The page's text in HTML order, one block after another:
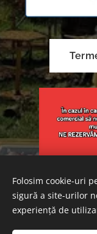
Folosim cookie-uri
sigură a site-urilor
experiență de